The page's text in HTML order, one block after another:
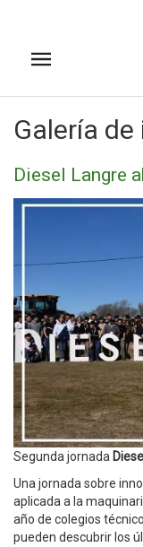
principal
Galería
Diesel Langre
Segunda jornada
Una jornada sobre
aplicada a la
año de colegios
pueden descubrir los